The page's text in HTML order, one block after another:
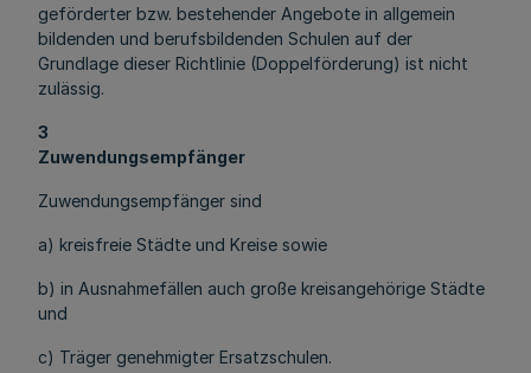
geförderter bzw. bestehender Angebote in allgemein
bildenden und berufsbildenden Schulen auf der
Grundlage dieser Richtlinie (Doppelförderung) ist nicht
zulässig.
3
Zuwendungsempfänger
Zuwendungsempfänger sind
a) kreisfreie Städte und Kreise sowie
b) in Ausnahmefällen auch große kreisangehörige Städte
und
c) Träger genehmigter Ersatzschulen.